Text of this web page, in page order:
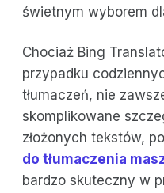
świetnym wyborem
Chociaż Bing
przypadku
tłumaczeń, nie
skomplikowane
złożonych tekstów,
do tłumaczenia
bardzo skuteczny w